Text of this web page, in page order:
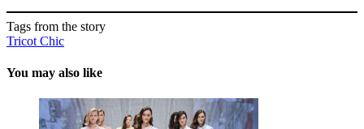
Tags from the story
Tricot Chic
You may also like